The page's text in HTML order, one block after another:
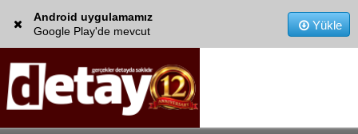
Android uygulamamız
Google Play'de mevcut
Yükle